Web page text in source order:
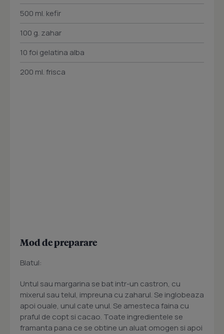
500 ml. kefir
100 g. zahar
10 foi gelatina alba
200 ml. frisca
Mod de preparare
Blatul:
Untul sau margarina se bat intr-un castron, cu
mixerul sau telul, impreuna cu zaharul. Se inglobeaza
apoi ouale, unul cate unul. Se amesteca faina cu
praful de copt si cacao. Toate ingredientele se
framanta pana ce se obtine un aluat omogen si apoi